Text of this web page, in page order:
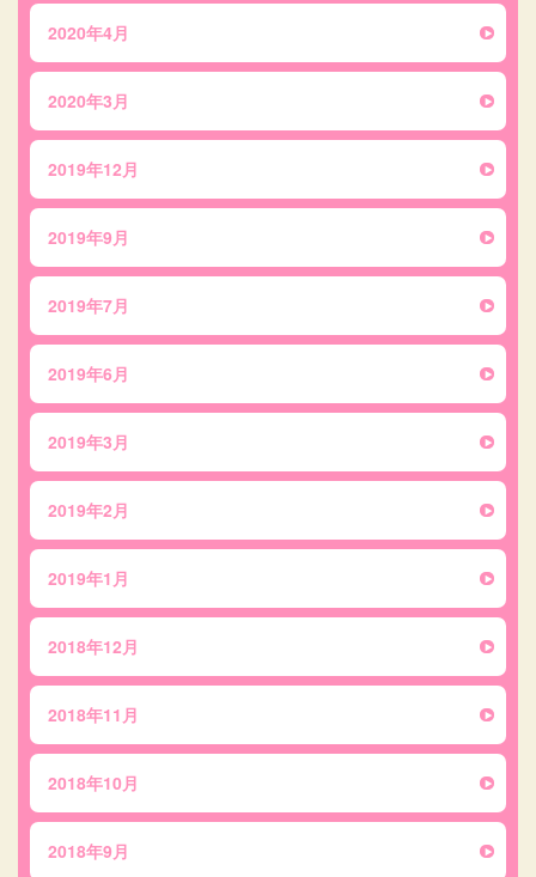
2020年4月
2020年3月
2019年12月
2019年9月
2019年7月
2019年6月
2019年3月
2019年2月
2019年1月
2018年12月
2018年11月
2018年10月
2018年9月